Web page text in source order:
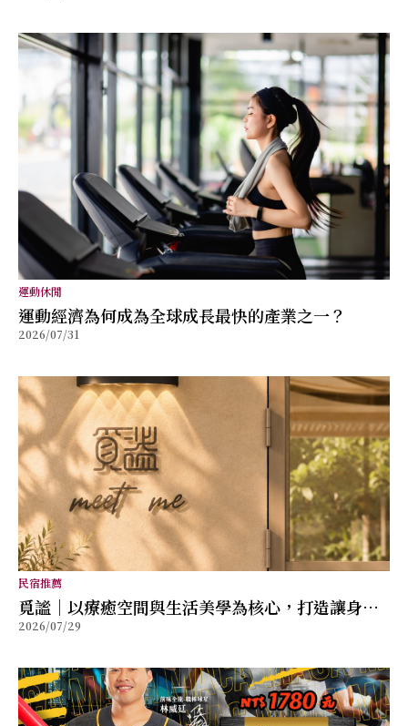
運動休閒
運動經濟為何成為全球成長最快的產業之一？
2026/07/31
民宿推薦
覓謐｜以療癒空間與生活美學為核心，打造讓身心
放鬆的質感生活提案
2026/07/29